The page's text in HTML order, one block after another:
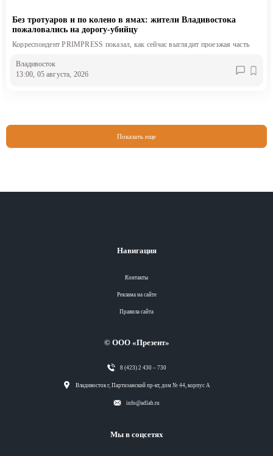
Без тротуаров и по колено в ямах: жители Владивостока
пожаловались на дорогу-убийцу
Корреспондент PRIMPRESS показал, как сейчас выглядит проезжая часть
Владивосток
13:00, 05 августа, 2026
Показать еще
Навигация
Контакты
Реклама на сайте
Правила сайта
© ООО «Презент»
8 (423) 2 430 – 730
Владивосток г, Партизанский пр-кт, дом № 44, корпус А
info@adlab.ru
Мы в соцсетях